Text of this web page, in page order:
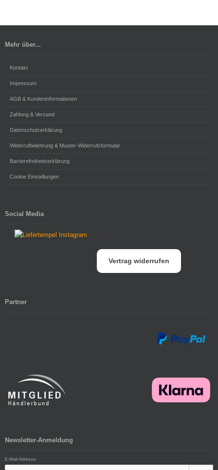
Mehr über...
Kontakt
Impressum
AGB & Kundeninformationen
Zahlung & Versand
Datenschutzerklärung
Widerrufbelehrung & Muster-Widerrufsformular
Barrierefreiheitserklärung
Cookie Einstellungen
Social Media
Vertrag widerrufen
Partner
Newsletter-Anmeldung
E-Mail-Adresse: